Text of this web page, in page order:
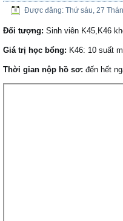
Được đăng: Thứ sáu, 27
Đối tượng: Sinh viên K45,K46
Giá trị học bổng: K46: 10 suất
Thời gian nộp hồ sơ: đến hết